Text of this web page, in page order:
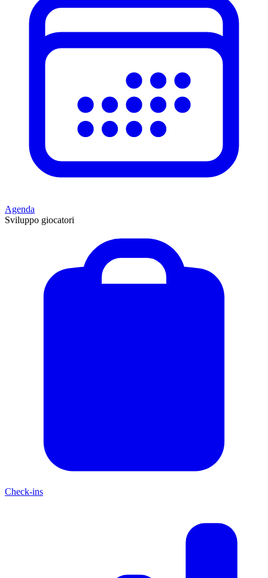
Agenda
Sviluppo giocatori
Check-ins